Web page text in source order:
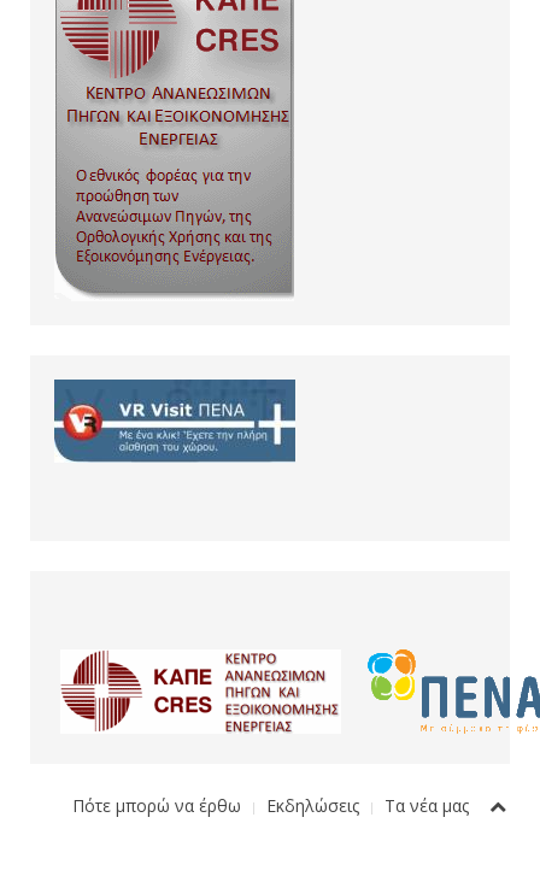
Πότε μπορώ να έρθω Εκδηλώσεις Τα νέα μας